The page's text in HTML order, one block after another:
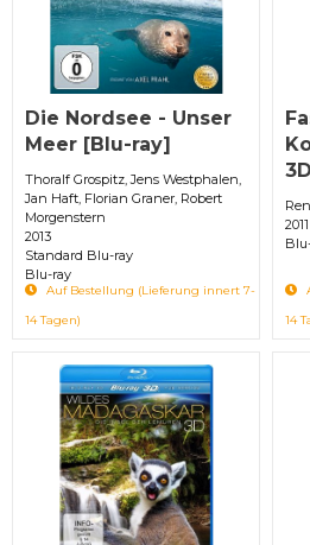
Die Nordsee - Unser
Meer [Blu-ray]
Thoralf Grospitz, Jens Westphalen,
Jan Haft, Florian Graner, Robert
Morgenstern
2013
Standard Blu-ray
Blu-ray
Auf Bestellung (Lieferung innert 7-
14 Tagen)
2011
14